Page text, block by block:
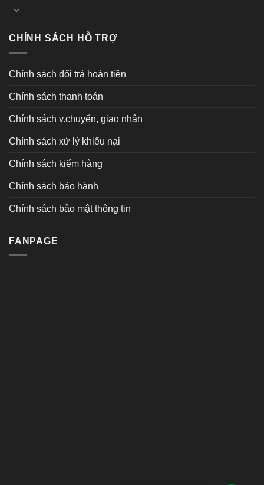
CHÍNH SÁCH HỖ TRỢ
Chính sách đổi trả hoàn tiền
Chính sách thanh toán
Chính sách v.chuyển, giao nhận
Chính sách xử lý khiếu nại
Chính sách kiểm hàng
Chính sách bảo hành
Chính sách bảo mật thông tin
FANPAGE